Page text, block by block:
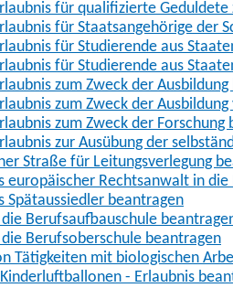
für qualifizierte Geduldete
für Staatsangehörige der
für Studierende aus
für Studierende aus
zum Zweck der
zum Zweck der Ausbildung
zum Zweck der Forschung
zur Ausübung der
Straße für Leitungsverlegung
europäischer Rechtsanwalt in
Spätaussiedler beantragen
Berufsaufbauschule
Berufsoberschule beantragen
Tätigkeiten mit biologischen
- Erlaubnis